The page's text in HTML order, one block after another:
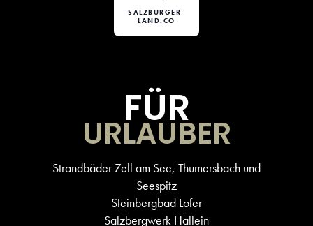
SALZBURGER-
LAND.CO
FÜR
URLAUBER
Strandbäder Zell am See, Thumersbach und
Seespitz
Steinbergbad Lofer
Salzbergwerk Hallein